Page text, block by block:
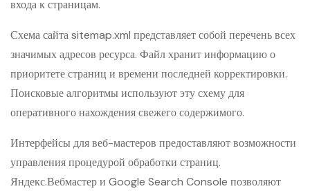
входа к страницам.
Схема сайта sitemap.xml представляет собой перечень всех
значимых адресов ресурса. Файл хранит информацию о
приоритете страниц и времени последней корректировки.
Поисковые алгоритмы используют эту схему для
оперативного нахождения свежего содержимого.
Интерфейсы для веб-мастеров предоставляют возможности
управления процедурой обработки страниц.
Яндекс.Вебмастер и Google Search Console позволяют